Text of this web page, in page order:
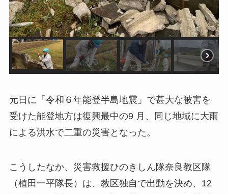
元日に「令和６年能登半島地震」で甚大な被害を
受けた能登地方は復興最中の9 月、同じ地域に大雨
による洪水で二重の災害となった。
こうしたなか、災害救援ひのきしん隊奈良教区隊
（植田一平隊長）は、教区独自で出動を決め、12